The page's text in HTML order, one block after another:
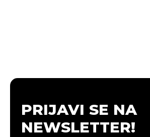
PRIJAVI SE NA
NEWSLETTER!